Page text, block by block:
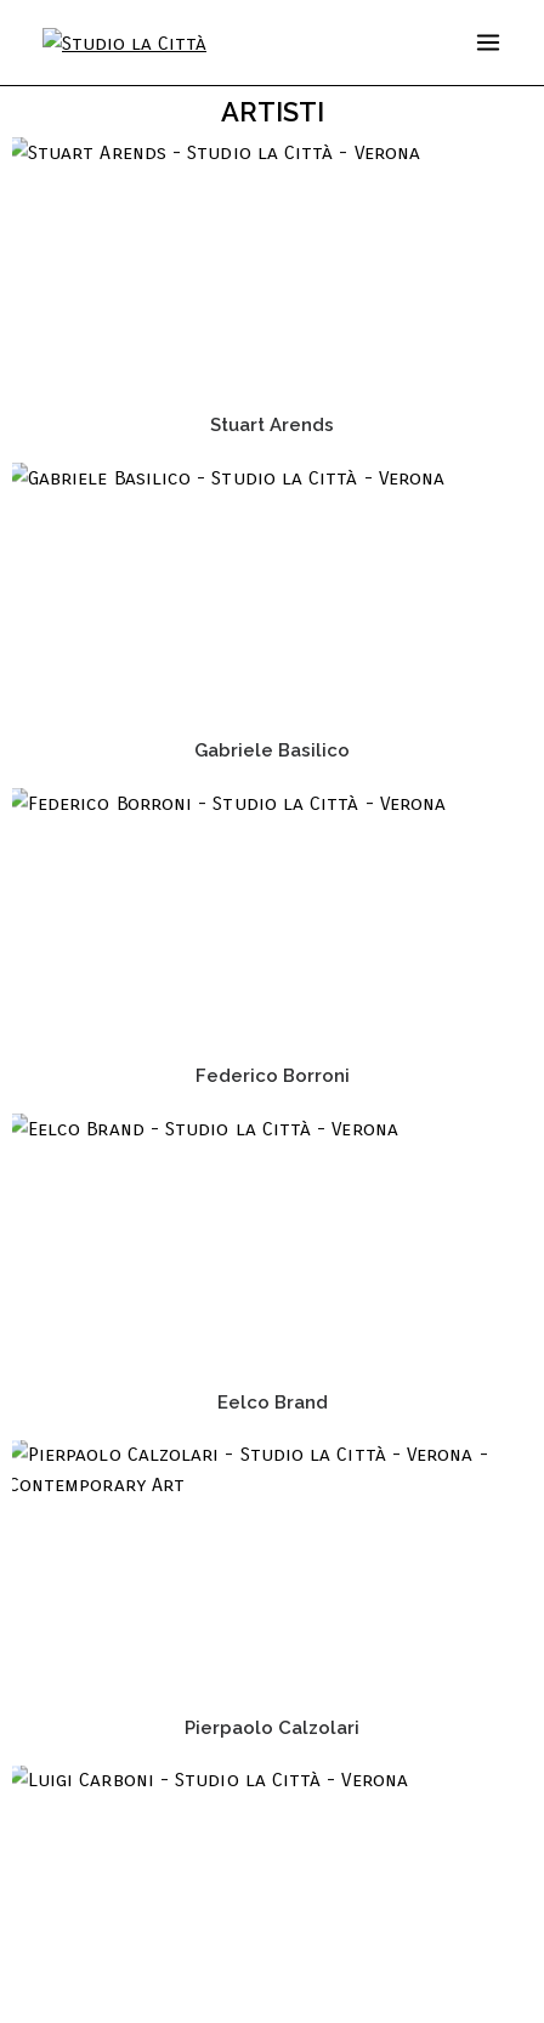
ARTISTI
Stuart Arends
Gabriele Basilico
Federico Borroni
Eelco Brand
Pierpaolo Calzolari